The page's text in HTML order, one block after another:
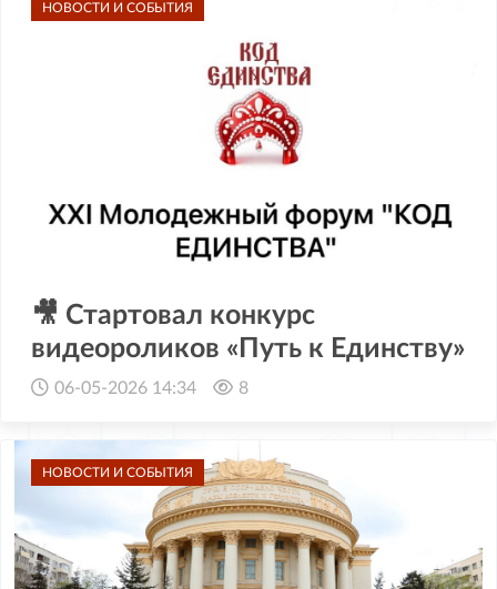
НОВОСТИ И СОБЫТИЯ
🎥 Стартовал конкурс
видеороликов «Путь к Единству»
06-05-2026 14:34 8
НОВОСТИ И СОБЫТИЯ